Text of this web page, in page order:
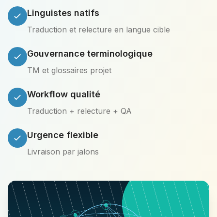
Linguistes natifs
Traduction et relecture en langue cible
Gouvernance terminologique
TM et glossaires projet
Workflow qualité
Traduction + relecture + QA
Urgence flexible
Livraison par jalons